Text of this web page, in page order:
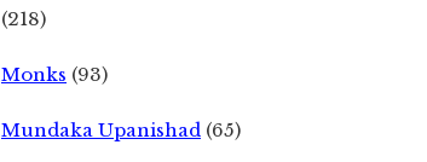
(218)
Monks (93)
Mundaka Upanishad (65)